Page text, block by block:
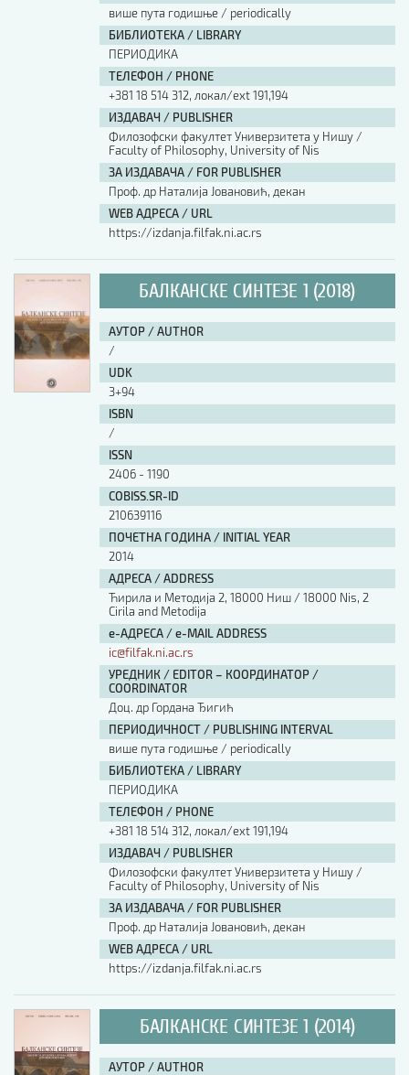
више пута годишње / periodically
БИБЛИОТЕКА / LIBRARY
ПЕРИОДИКА
ТЕЛЕФОН / PHONE
+381 18 514 312, локал/ext 191,194
ИЗДАВАЧ / PUBLISHER
Филозофски факултет Универзитета у Нишу /
Faculty of Philosophy, University of Nis
ЗА ИЗДАВАЧА / FOR PUBLISHER
Проф. др Наталија Јовановић, декан
WEB АДРЕСА / URL
https://izdanja.filfak.ni.ac.rs
БАЛКАНСКЕ СИНТЕЗЕ 1 (2018)
АУТОР / AUTHOR
/
UDK
3+94
ISBN
/
ISSN
2406 - 1190
COBISS.SR-ID
210639116
ПОЧЕТНА ГОДИНА / INITIAL YEAR
2014
АДРЕСА / ADDRESS
Ћирила и Методија 2, 18000 Ниш / 18000 Nis, 2
Cirila and Metodija
е-АДРЕСА / e-MAIL ADDRESS
ic@filfak.ni.ac.rs
УРЕДНИК / EDITOR – КООРДИНАТОР /
COORDINATOR
Доц. др Гордана Ђигић
ПЕРИОДИЧНОСТ / PUBLISHING INTERVAL
више пута годишње / periodically
БИБЛИОТЕКА / LIBRARY
ПЕРИОДИКА
ТЕЛЕФОН / PHONE
+381 18 514 312, локал/ext 191,194
ИЗДАВАЧ / PUBLISHER
Филозофски факултет Универзитета у Нишу /
Faculty of Philosophy, University of Nis
ЗА ИЗДАВАЧА / FOR PUBLISHER
Проф. др Наталија Јовановић, декан
WEB АДРЕСА / URL
https://izdanja.filfak.ni.ac.rs
БАЛКАНСКЕ СИНТЕЗЕ 1 (2014)
АУТОР / AUTHOR